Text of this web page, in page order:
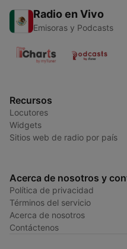
Radio en Vivo
Emisoras y Podcasts
Recursos
Locutores
Widgets
Sitios web de radio por país
Acerca de nosotros y
Política de privacidad
Términos del servicio
Acerca de nosotros
Contáctenos